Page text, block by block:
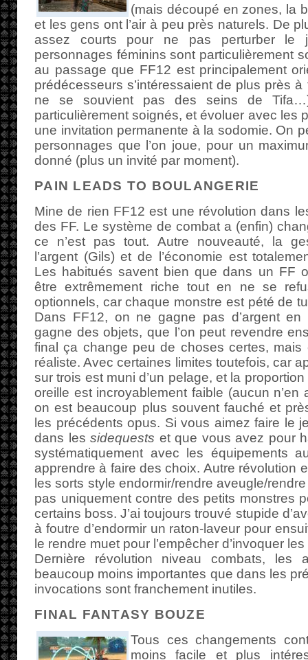
(mais découpé en zones, la
et les gens ont l’air à peu près naturels. De
assez courts pour ne pas perturber le
personnages féminins sont particulièrement
au passage que FF12 est principalement
prédécesseurs s’intéressaient de plus près
ne se souvient pas des seins de
particulièrement soignés, et évoluer avec les
une invitation permanente à la sodomie. On
personnages que l’on joue, pour un
donné (plus un invité par moment).
PAIN LEADS TO BOULANGERIE
Mine de rien FF12 est une révolution dans
des FF. Le système de combat a (enfin)
ce n’est pas tout. Autre nouveauté, la
l’argent (Gils) et de l’économie est
Les habitués savent bien que dans un FF
être extrêmement riche tout en ne se
optionnels, car chaque monstre est pété de
Dans FF12, on ne gagne pas d’argent
gagne des objets, que l’on peut revendre
final ça change peu de choses certes, mais
réaliste. Avec certaines limites toutefois, car
sur trois est muni d’un pelage, et la
oreille est incroyablement faible (aucun n’en
on est beaucoup plus souvent fauché et
les précédents opus. Si vous aimez faire le
dans lessidequests et que vous avez pour
systématiquement avec les équipements
apprendre à faire des choix. Autre révolution
les sorts style endormir/rendre aveugle/
pas uniquement contre des petits monstres
certains boss. J’ai toujours trouvé stupide
à foutre d’endormir un raton-laveur pour
le rendre muet pour l’empêcher d’invoquer
Dernière révolution niveau combats, les
beaucoup moins importantes que dans les
invocations sont franchement inutiles.
FINAL FANTASY BOUZE
Tous ces changements
moins facile et plus